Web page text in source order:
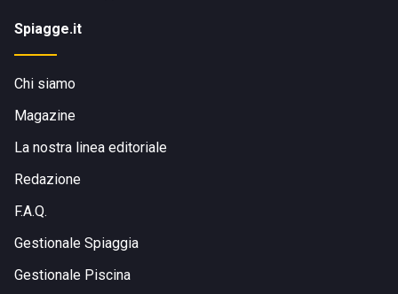
Spiagge.it
Chi siamo
Magazine
La nostra linea editoriale
Redazione
F.A.Q.
Gestionale Spiaggia
Gestionale Piscina